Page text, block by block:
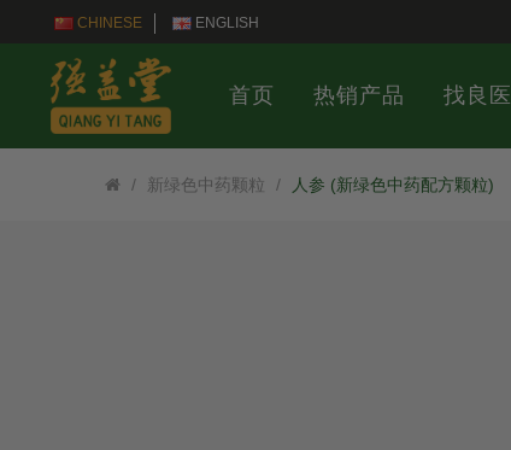
CHINESE ENGLISH
首页 热销产品 找良医
新绿色中药颗粒 人参 (新绿色中药配方颗粒)